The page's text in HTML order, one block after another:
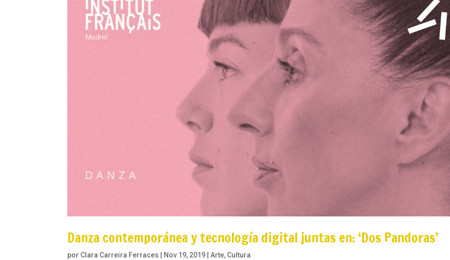
Danza contemporánea y tecnología digital juntas en: ‘Dos Pandoras’
por Clara Carreira Ferraces Nov 19, 2019 |Arte, Cultura